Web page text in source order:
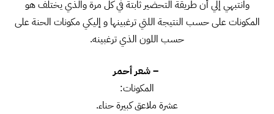
وانتبهي إلي أن طريقة التحضير ثابتة في كل مرة والذي يختلف هو
المكونات على حسب النتيجة اللتي ترغبينها و إليكي مكونات الحنة على
حسب اللون الذي ترغبينه.
– شعر أحمر
المكونات:
عشرة ملاعق كبيرة حناء.